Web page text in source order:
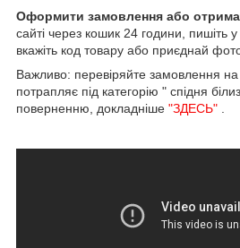
Оформити замовлення або
сайті через кошик 24 години, пишіть у
вкажіть код товару або приєднай
Важливо: перевіряйте замовлення на
потрапляє під категорію " спідня
поверненню, докладніше "ЗДЕСЬ"